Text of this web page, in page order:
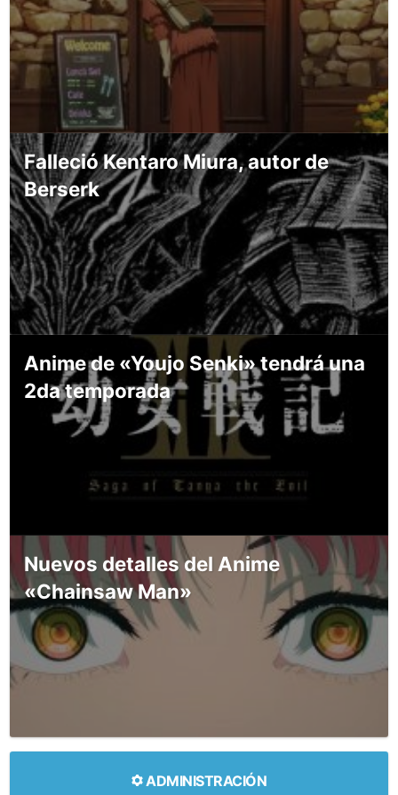
Falleció Kentaro Miura, autor de
Berserk
Anime de «Youjo Senki» tendrá una
2da temporada
Nuevos detalles del Anime
«Chainsaw Man»
ADMINISTRACIÓN